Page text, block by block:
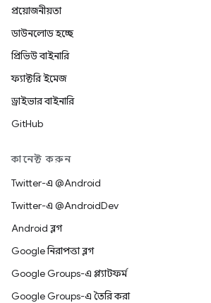
প্রয়োজনীয়তা
ডাউনলোড হচ্ছে
প্রিভিউ বাইনারি
ফ্যাক্টরি ইমেজ
ড্রাইভার বাইনারি
GitHub
কানেক্ট করুন
Twitter-এ @Android
Twitter-এ @AndroidDev
Android ব্লগ
Google নিরাপত্তা ব্লগ
Google Groups-এ প্ল্যাটফর্ম
Google Groups-এ তৈরি করা